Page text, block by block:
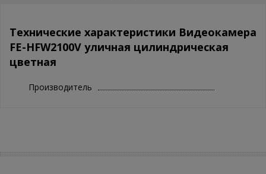
Технические характеристики Видеокамера
FE-HFW2100V уличная цилиндрическая
цветная
Производитель